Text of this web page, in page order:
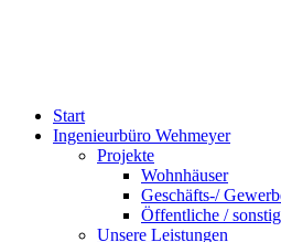
Start
Ingenieurbüro Wehmeyer
Projekte
Wohnhäuser
Geschäfts-/
Öffentliche /
Unsere Leistungen